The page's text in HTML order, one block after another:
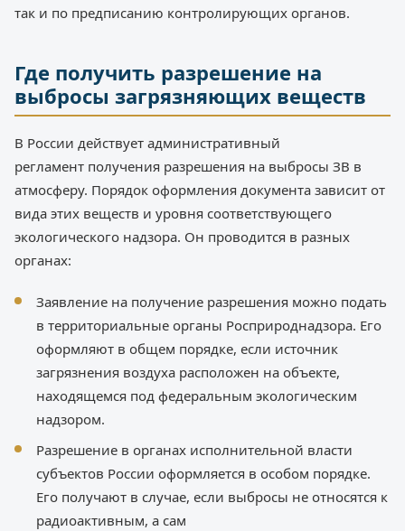
так и по предписанию контролирующих органов.
Где получить разрешение на
выбросы загрязняющих веществ
В России действует административный
регламент получения разрешения на выбросы ЗВ в
атмосферу. Порядок оформления документа зависит от
вида этих веществ и уровня соответствующего
экологического надзора. Он проводится в разных
органах:
Заявление на получение разрешения можно подать
в территориальные органы Росприроднадзора. Его
оформляют в общем порядке, если источник
загрязнения воздуха расположен на объекте,
находящемся под федеральным экологическим
надзором.
Разрешение в органах исполнительной власти
субъектов России оформляется в особом порядке.
Его получают в случае, если выбросы не относятся к
радиоактивным, а сам